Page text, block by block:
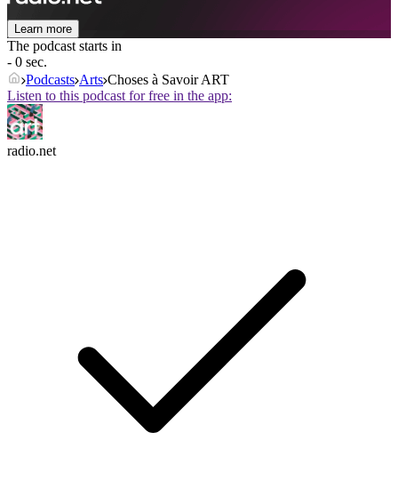
Learn more
The podcast starts in
- 0 sec.
Podcasts Arts Choses à Savoir ART
Listen to this podcast for free in the app:
radio.net